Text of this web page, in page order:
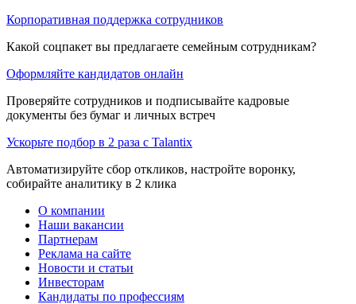
Корпоративная поддержка сотрудников
Какой соцпакет вы предлагаете семейным сотрудникам?
Оформляйте кандидатов онлайн
Проверяйте сотрудников и подписывайте кадровые
документы без бумаг и личных встреч
Ускорьте подбор в 2 раза с Talantix
Автоматизируйте сбор откликов, настройте воронку,
собирайте аналитику в 2 клика
О компании
Наши вакансии
Партнерам
Реклама на сайте
Новости и статьи
Инвесторам
Кандидаты по профессиям